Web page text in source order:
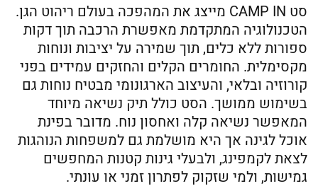
סט CAMP IN מייצג את המהפכה בעולם ריהוט הגן.
הטכנולוגיה המתקדמת מאפשרת הרכבה תוך דקות
ספורות ללא כלים, תוך שמירה על יציבות ונוחות
מקסימלית. החומרים הקלים והחזקים עמידים בפני
קורוזיה ובלאי, והעיצוב הארגונומי מבטיח נוחות גם
בשימוש ממושך. הסט כולל תיק נשיאה מיוחד
המאפשר נשיאה קלה ואחסון נוח. מדובר בפינת
אוכל לגינה אך היא מושלמת גם למשפחות הנוהגות
לצאת לקמפינג, ולבעלי גינות קטנות המחפשים
גמישות, ולמי שזקוק לפתרון זמני או עונתי.